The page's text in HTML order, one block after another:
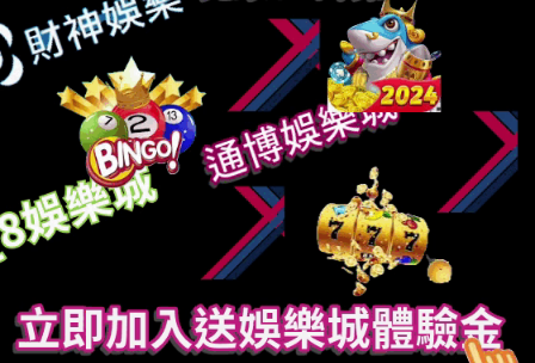
手藝的運用遠景，闡發了生物自然質料以及基因工程質料
的手藝特色及優錯誤謬誤，更勇敢預測于全人源?膠原卵
樂城註冊送體驗金
白將來運用的無窮可能！貿易以及迷信
早已經不分居，團結更多迷信腦筋，讓更多的前沿手藝、
基因科技，從試驗室走向市場、造福人類，是本次對話、
以致本次論壇最大的指望。這次丸美生物從新界說了膠原
卵白的抗衰力，它是基因工程卵白研究的尖端成果。丸美
生物在抗衰範疇的索求一向走在行業前沿，并延續七年榮
獲中國化妝品工商領袖會議“抗衰品類NO.1”聲譽，截止
2020年，已經申請專利260項。在產學研上丸美始終千錘
百煉，丸美試驗室的設置裝備擺設遙超偕行，設立了根基
研究中央、運用開發中央、評估測試中央、手藝支撐中